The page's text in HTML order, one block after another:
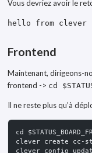
Vous devriez avoir le
hello from clever
Frontend
Maintenant, dirigeons-
frontend -> cd
Il ne reste plus qu’à
cd
clever create cc-
clever config